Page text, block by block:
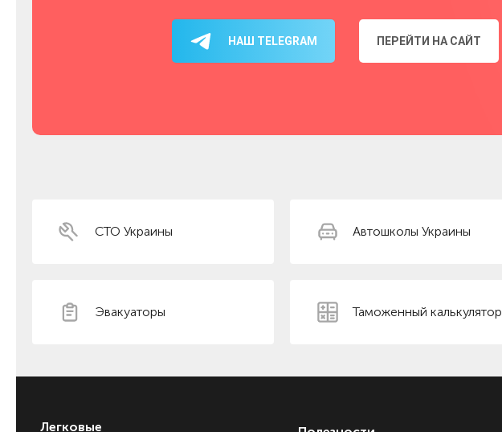
НАШ TELEGRAM ПЕРЕЙТИ НА САЙТ
СТО Украины Автошколы Украины
Эвакуаторы Таможенный калькулятор
Легковые